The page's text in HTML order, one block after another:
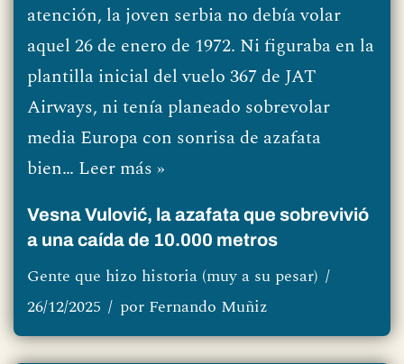
atención, la joven serbia no debía volar
aquel 26 de enero de 1972. Ni figuraba en la
plantilla inicial del vuelo 367 de JAT
Airways, ni tenía planeado sobrevolar
media Europa con sonrisa de azafata
bien… Leer más »
Vesna Vulović, la azafata que sobrevivió
a una caída de 10.000 metros
Gente que hizo historia (muy a su pesar)
26/12/2025
por Fernando Muñiz